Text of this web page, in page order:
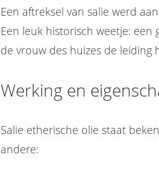
Een aftreksel van salie werd
Een leuk historisch weetje:
de vrouw des huizes de leiding
Werking en
Salie etherische olie staat
andere: